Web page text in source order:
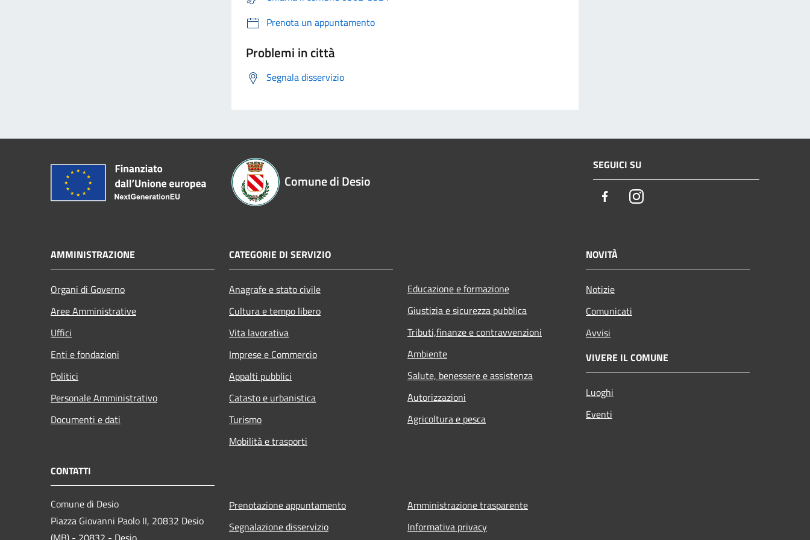
Prenota un appuntamento
Problemi in città
Segnala disservizio
Comune di Desio
SEGUICI SU
FacebookInstagram
AMMINISTRAZIONE
Organi di Governo
Aree Amministrative
Uffici
Enti e fondazioni
Politici
Personale Amministrativo
Documenti e dati
CATEGORIE DI SERVIZIO
Anagrafe e stato civile
Cultura e tempo libero
Vita lavorativa
Imprese e Commercio
Appalti pubblici
Catasto e urbanistica
Turismo
Mobilità e trasporti
Educazione e formazione
Giustizia e sicurezza pubblica
Tributi,finanze e contravvenzioni
Ambiente
Salute, benessere e assistenza
Autorizzazioni
Agricoltura e pesca
NOVITÀ
Notizie
Comunicati
Avvisi
VIVERE IL COMUNE
Luoghi
Eventi
CONTATTI
Comune di Desio
Piazza Giovanni Paolo II, 20832 Desio
Prenotazione appuntamento
Segnalazione disservizio
Amministrazione trasparente
Informativa privacy